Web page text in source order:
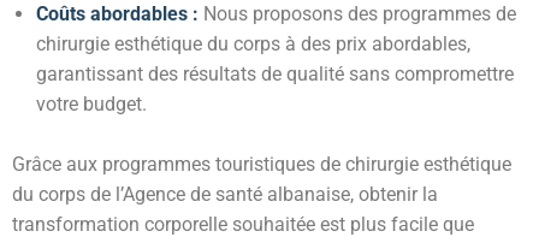
Coûts abordables : Nous proposons des programmes de
chirurgie esthétique du corps à des prix abordables,
garantissant des résultats de qualité sans compromettre
votre budget.
Grâce aux programmes touristiques de chirurgie esthétique
du corps de l’Agence de santé albanaise, obtenir la
transformation corporelle souhaitée est plus facile que